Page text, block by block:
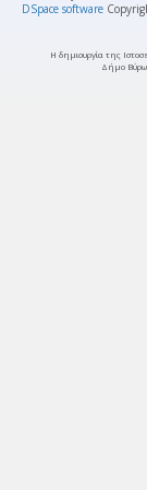
DSpace software
Η δημιουργία της
Δήμο